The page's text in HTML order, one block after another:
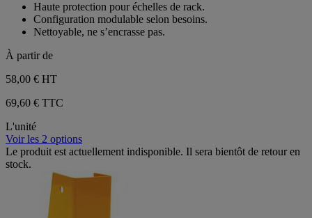
étoiles.
avis
Haute protection pour échelles de rack.
Configuration modulable selon besoins.
Nettoyable, ne s’encrasse pas.
À partir de
58,00 € HT
69,60 € TTC
L'unité
Voir les 2 options
Le produit est actuellement indisponible. Il sera bientôt de retour en
stock.